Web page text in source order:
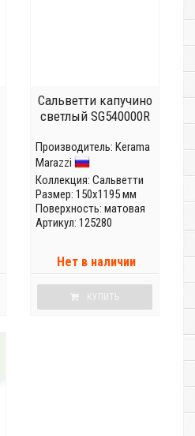
Сальветти капучино
светлый SG540000R
Производитель: Kerama
Marazzi
Коллекция: Сальветти
Размер: 150x1195 мм
Поверхность: матовая
Артикул: 125280
Нет в наличии
КУПИТЬ